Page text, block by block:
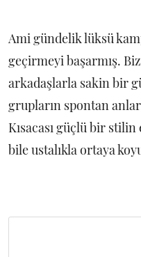
Ami gündelik lüksü
geçirmeyi başarmış.
arkadaşlarla sakin bir
grupların spontan
Kısacası güçlü bir
bile ustalıkla ortaya